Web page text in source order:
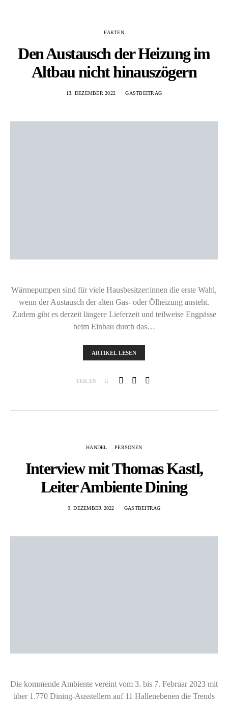
FAKTEN
Den Austausch der Heizung im
Altbau nicht hinauszögern
13. DEZEMBER 2022 GASTBEITRAG
Wärmepumpen sind für viele Hausbesitzer:innen die erste Wahl,
wenn der Austausch der alten Gas- oder Ölheizung ansteht.
Zudem gibt es derzeit längere Lieferzeit und teilweise Engpässe
beim Einbau durch das…
ARTIKEL LESEN
TEILEN
HANDEL PERSONEN
Interview mit Thomas Kastl,
Leiter Ambiente Dining
9. DEZEMBER 2022 GASTBEITRAG
Die kommende Ambiente vereint vom 3. bis 7. Februar 2023 mit
über 1.770 Dining-Ausstellern auf 11 Hallenebenen die Trends